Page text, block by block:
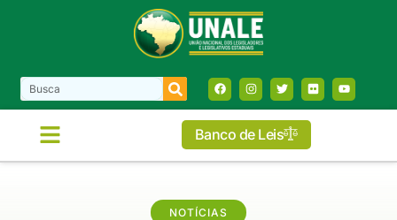
Banco de Leis
NOTÍCIAS